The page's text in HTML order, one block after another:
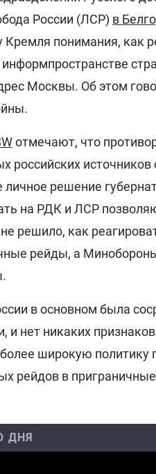
России (ЛСР) в
Кремля понимания, как
Москвы. Об этом
отмечают, что
российских источников
личное решение
на РДК и ЛСР
решило, как
рейды, а
в основном была
и нет никаких
широкую
рейдов в
ДНЯ